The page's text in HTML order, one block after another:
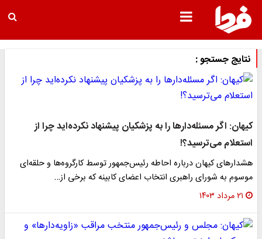
نتایج جستجو :
کیهان: اگر مسئله‌دارها را به پزشکیان پیشنهاد نکرده‌اید چرا از
استعلام می‌ترسید؟!
هشدارهای کیهان درباره احاطه رئیس‌جمهور توسط کارگروه‌ها و حلقه‌ای
موسوم به شورای راهبری انتخاب اعضای کابینه که برخی از…
۲۱ مرداد ۱۴۰۳